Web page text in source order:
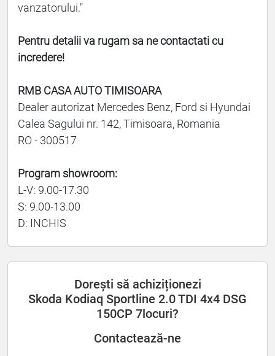
vanzatorului."
Pentru detalii va rugam sa ne contactati cu
incredere!
RMB CASA AUTO TIMISOARA
Dealer autorizat Mercedes Benz, Ford si Hyundai
Calea Sagului nr. 142, Timisoara, Romania
RO - 300517
Program showroom:
L-V: 9.00-17.30
S: 9.00-13.00
D: INCHIS
Dorești să achiziționezi
Skoda Kodiaq Sportline 2.0 TDI 4x4 DSG
150CP 7locuri?
Contactează-ne